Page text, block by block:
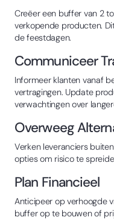
Creëer een buffer van 2
verkopende producten.
de feestdagen.
Communiceer
Informeer klanten vanaf
vertragingen. Update
verwachtingen over
Overweeg
Verken leveranciers
opties om risico te
Plan Financieel
Anticipeer op verhoogde
buffer op te bouwen of